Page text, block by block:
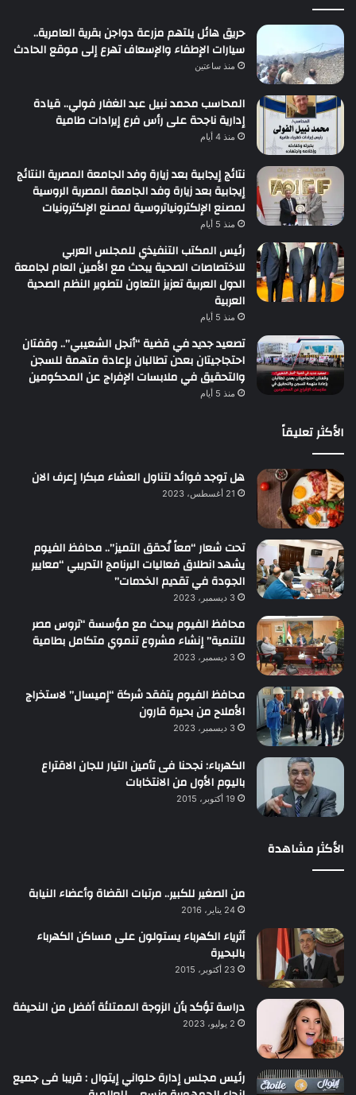
حريق هائل يلتهم مزرعة دواجن بقرية العامرية..
سيارات الإطفاء والإسعاف تهرع إلى موقع الحادث
منذ ساعتين
المحاسب محمد نبيل عبد الغفار فولي.. قيادة
إدارية ناجحة على رأس فرع إيرادات طامية
منذ 4 أيام
نتائج إيجابية بعد زيارة وفد الجامعة المصرية النتائج
إيجابية بعد زيارة وفد الجامعة المصرية الروسية
لمصنع الإلكترونياتروسية لمصنع الإلكترونيات
منذ 5 أيام
رئيس المكتب التنفيذي للمجلس العربي
للاختصاصات الصحية يبحث مع الأمين العام لجامعة
الدول العربية تعزيز التعاون لتطوير النظم الصحية
العربية
منذ 5 أيام
تصعيد جديد في قضية “أنجل الشعيبي”.. وقفتان
احتجاجيتان بعدن تطالبان بإعادة متهمة للسجن
والتحقيق في ملابسات الإفراج عن المحكومين
منذ 5 أيام
الأكثر تعليقاً
هل توجد فوائد لتناول العشاء مبكرا إعرف الان
21 أغسطس، 2023
تحت شعار “معاً نُحقق التميز”.. محافظ الفيوم
يشهد انطلاق فعاليات البرنامج التدريبي “معايير
الجودة في تقديم الخدمات”
3 ديسمبر، 2023
محافظ الفيوم يبحث مع مؤسسة “تروس مصر
للتنمية” إنشاء مشروع تنموي متكامل بطامية
3 ديسمبر، 2023
محافظ الفيوم يتفقد شركة “إميسال” لاستخراج
الأملاح من بحيرة قارون
3 ديسمبر، 2023
الكهرباء: نجحنا فى تأمين التيار للجان الاقتراع
باليوم الأول من الانتخابات
19 أكتوبر، 2015
الأكثر مشاهدة
من الصغير للكبير.. مرتبات القضاة وأعضاء النيابة
24 يناير، 2016
أثرياء الكهرباء يستولون على مساكن الكهرباء
بالبحيرة
23 أكتوبر، 2015
دراسة تؤكد بأن الزوجة الممتلئة أفضل من النحيفة
2 يوليو، 2023
رئيس مجلس إدارة حلواني إيتوال : قريبا فى جميع